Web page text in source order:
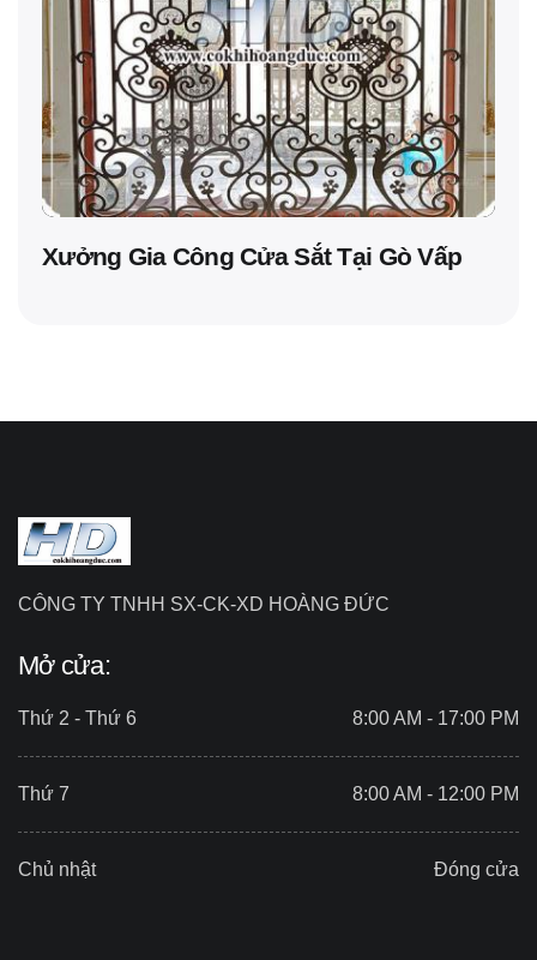
Xưởng Gia Công Cửa Sắt Tại Gò Vấp
CÔNG TY TNHH SX-CK-XD HOÀNG ĐỨC
Mở cửa:
Thứ 2 - Thứ 6 8:00 AM - 17:00 PM
Thứ 7 8:00 AM - 12:00 PM
Chủ nhật Đóng cửa